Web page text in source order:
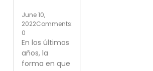
June 10,
2022Comments:
0
En los últimos
años, la
forma en que